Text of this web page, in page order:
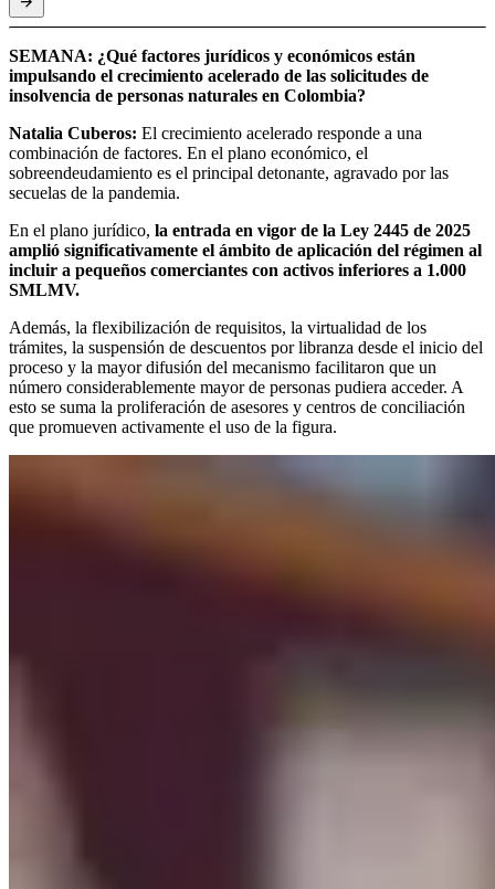
SEMANA: ¿Qué factores jurídicos y económicos están
impulsando el crecimiento acelerado de las solicitudes de
insolvencia de personas naturales en Colombia?
Natalia Cuberos: El crecimiento acelerado responde a una
combinación de factores. En el plano económico, el
sobreendeudamiento es el principal detonante, agravado por las
secuelas de la pandemia.
En el plano jurídico, la entrada en vigor de la Ley 2445 de 2025
amplió significativamente el ámbito de aplicación del régimen al
incluir a pequeños comerciantes con activos inferiores a 1.000
SMLMV.
Además, la flexibilización de requisitos, la virtualidad de los
trámites, la suspensión de descuentos por libranza desde el inicio del
proceso y la mayor difusión del mecanismo facilitaron que un
número considerablemente mayor de personas pudiera acceder. A
esto se suma la proliferación de asesores y centros de conciliación
que promueven activamente el uso de la figura.